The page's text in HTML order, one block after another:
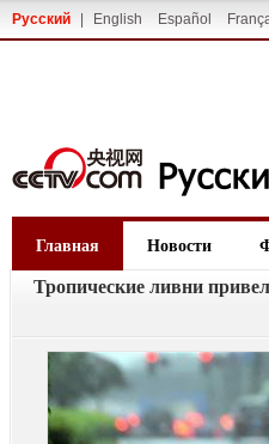
Русский English Español
Главная Новости
Тропические ливни